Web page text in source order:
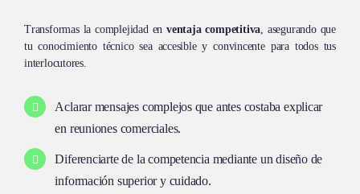
Transformas la complejidad enventaja competitiva , asegurando que
tu conocimiento técnico sea accesible y convincente para todos tus
interlocutores.
Aclarar mensajes complejos que antes costaba explicar
en reuniones comerciales.
Diferenciarte de la competencia mediante un diseño de
información superior y cuidado.